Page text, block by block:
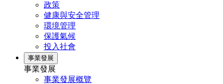
政策
健康與安全管理
環境管理
保護氣候
投入社會
事業發展
事業發展
事業發展概覽